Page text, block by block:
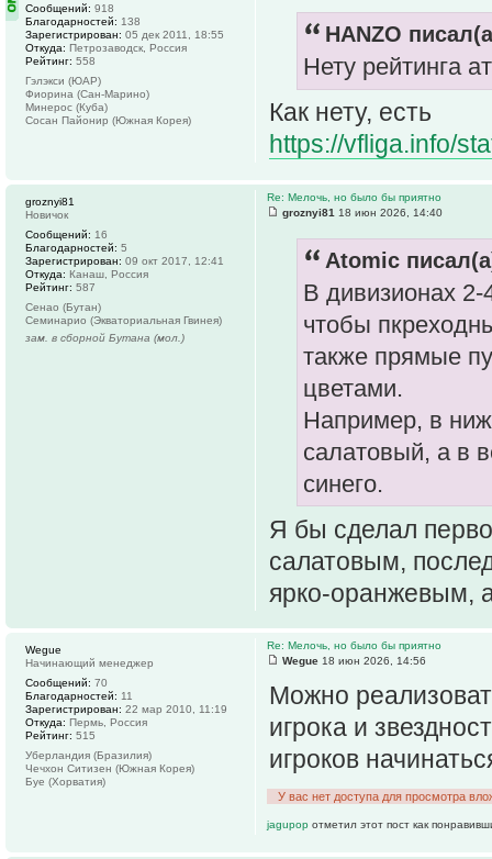
HANZO
Нету рейтинга
Как нету, есть
https://vfliga.info/
Сообщений: 918
Благодарностей: 138
Зарегистрирован: 05 дек 2011, 18:55
Откуда: Петрозаводск, Россия
Рейтинг: 558
Гэлэкси (ЮАР)
Фиорина (Сан-Марино)
Минерос (Куба)
Сосан Пайонир (Южная Корея)
Re: Мелочь, но было бы приятно
groznyi81 18 июн 2026, 14:40
Atomic
В дивизионах 2-
чтобы
также прямые
цветами.
Например, в
салатовый, а в
синего.
Я бы сделал
салатовым,
ярко-оранжевым,
groznyi81
Новичок
Сообщений: 16
Благодарностей: 5
Зарегистрирован: 09 окт 2017, 12:41
Откуда: Канаш, Россия
Рейтинг: 587
Сенао (Бутан)
Семинарио (Экваториальная Гвинея)
зам. в сборной Бутана (мол.)
Re: Мелочь, но было бы приятно
Wegue 18 июн 2026, 14:56
Можно
игрока и
игроков
У вас нет доступа для просмотра
jagupop отметил этот пост как
Wegue
Начинающий менеджер
Сообщений: 70
Благодарностей: 11
Зарегистрирован: 22 мар 2010, 11:19
Откуда: Пермь, Россия
Рейтинг: 515
Уберландия (Бразилия)
Чечхон Ситизен (Южная Корея)
Буе (Хорватия)